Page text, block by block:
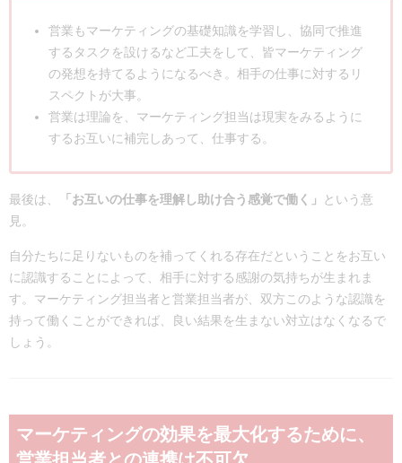
営業もマーケティングの基礎知識を学習し、協同で推進
するタスクを設けるなど工夫をして、皆マーケティング
の発想を持てるようになるべき。相手の仕事に対するリ
スペクトが大事。
営業は理論を、マーケティング担当は現実をみるように
するお互いに補完しあって、仕事する。
最後は、 「お互いの仕事を理解し助け合う感覚で働く」
という意
見。
自分たちに足りないものを補ってくれる存在だということをお互い
に認識することによって、相手に対する感謝の気持ちが生まれま
す。マーケティング担当者と営業担当者が、双方このような認識を
持って働くことができれば、良い結果を生まない対立はなくなるで
しょう。
マーケティングの効果を最大化するために、